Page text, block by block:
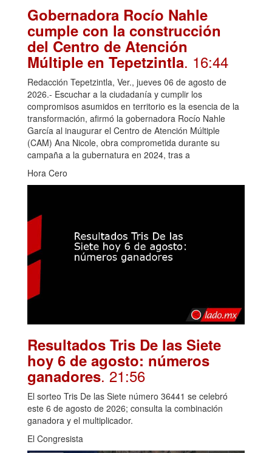
Gobernadora Rocío Nahle
cumple con la construcción
del Centro de Atención
Múltiple en Tepetzintla. 16:44
Redacción Tepetzintla, Ver., jueves 06 de agosto de
2026.- Escuchar a la ciudadanía y cumplir los
compromisos asumidos en territorio es la esencia de la
transformación, afirmó la gobernadora Rocío Nahle
García al inaugurar el Centro de Atención Múltiple
(CAM) Ana Nicole, obra comprometida durante su
campaña a la gubernatura en 2024, tras a
Hora Cero
Resultados Tris De las Siete
hoy 6 de agosto: números
ganadores. 21:56
El sorteo Tris De las Siete número 36441 se celebró
este 6 de agosto de 2026; consulta la combinación
ganadora y el multiplicador.
El Congresista